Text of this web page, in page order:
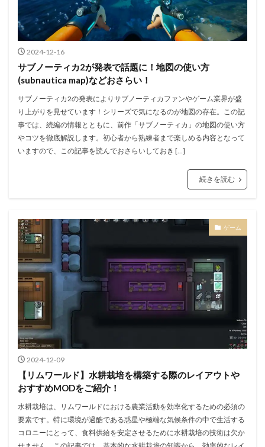
2024-12-16
サブノーティカ2が発表で話題に！地図の使い方
(subnautica map)などおさらい！
サブノーティカ2の発表によりサブノーティカファンやゲーム業界が盛
り上がりを見せています！シリーズで気になるのが地図の存在。この記
事では、続編の情報とともに、前作「サブノーティカ」の地図の使い方
やコツを徹底解説します。初心者から熟練者まで楽しめる内容となって
いますので、この記事を読んでおさらいしておき […]
続きを読む
ゲーム
2024-12-09
【リムワールド】水耕栽培を構築する際のレイアウトや
おすすめMODをご紹介！
水耕栽培は、リムワールドにおける農業活動を効率化するための必須の
要素です。特に環境が過酷である惑星や極端な気候条件の中で生活する
コロニーにとって、食料供給を安定させるために水耕栽培の技術は欠か
せません。この記事では、基本的な水耕栽培の知識から、効率的なレイ